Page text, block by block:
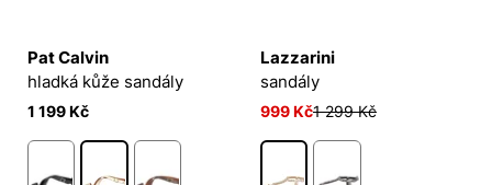
Pat Calvin
hladká kůže sandály
1 199 Kč
Lazzarini
sandály
999 Kč1 299 Kč